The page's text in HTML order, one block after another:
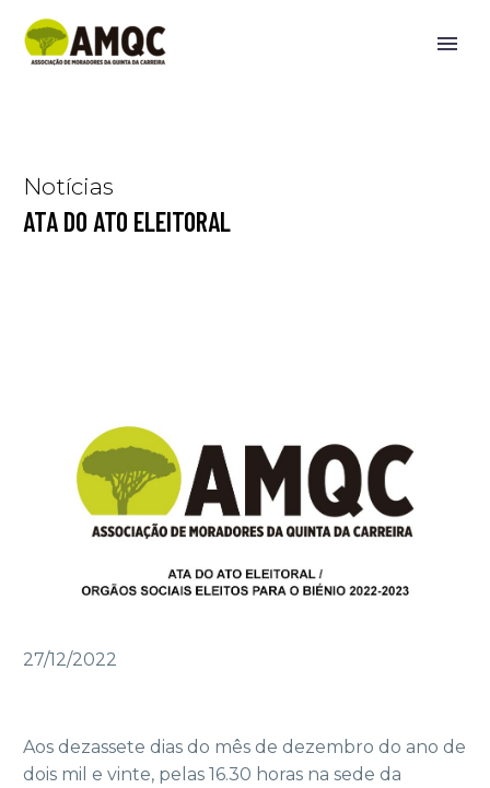
Notícias
ATA DO ATO ELEITORAL
27/12/2022
Aos dezassete dias do mês de dezembro do ano de
dois mil e vinte, pelas 16.30 horas na sede da